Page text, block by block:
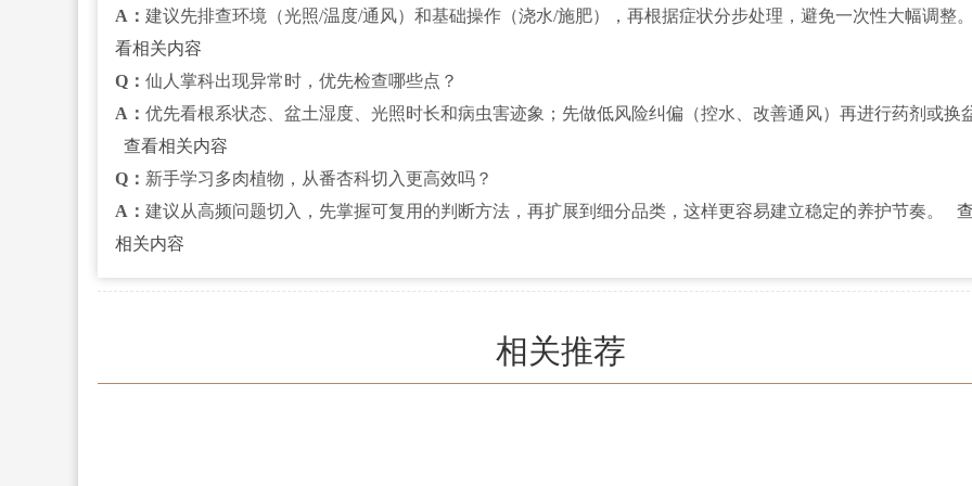
A： 建议先排查环境（光照/温度/通风）和基础操作（浇水/施肥），再根据症状分步处理，避免一次性大幅调整。
看相关内容
Q： 仙人掌科出现异常时，优先检查哪些点？
A： 优先看根系状态、盆土湿度、光照时长和病虫害迹象；先做低风险纠偏（控水、改善通风）再进行药剂或换
查看相关内容
Q： 新手学习多肉植物，从番杏科切入更高效吗？
A： 建议从高频问题切入，先掌握可复用的判断方法，再扩展到细分品类，这样更容易建立稳定的养护节奏。
相关内容
相关推荐